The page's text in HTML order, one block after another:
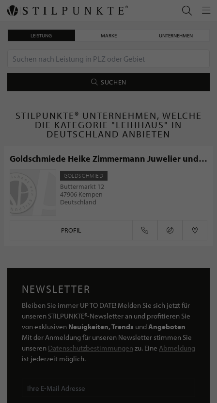
LEISTUNG MARKE UNTERNEHMEN
SUCHEN
STILPUNKTE® UNTERNEHMEN, WELCHE
DIE KATEGORIE "LEIHHAUS" IN
DEUTSCHLAND ANBIETEN
Goldschmiede Heike Zimmermann Juwelier und
Leihhaus
GOLDSCHMIED
Buttermarkt 12
47906 Kempen
Deutschland
PROFIL
NEWSLETTER
Bleiben Sie immer UP TO DATE! Melden Sie sich jetzt für
unseren STILPUNKTE®-Newsletter an und profitieren Sie
von exklusiven Neuigkeiten, Trends undAngeboten
Mit der Anmeldung für unseren Newsletter stimmen Sie
unseren Datenschutzbestimmungen zu. Eine Abmeldung
ist jederzeit möglich.